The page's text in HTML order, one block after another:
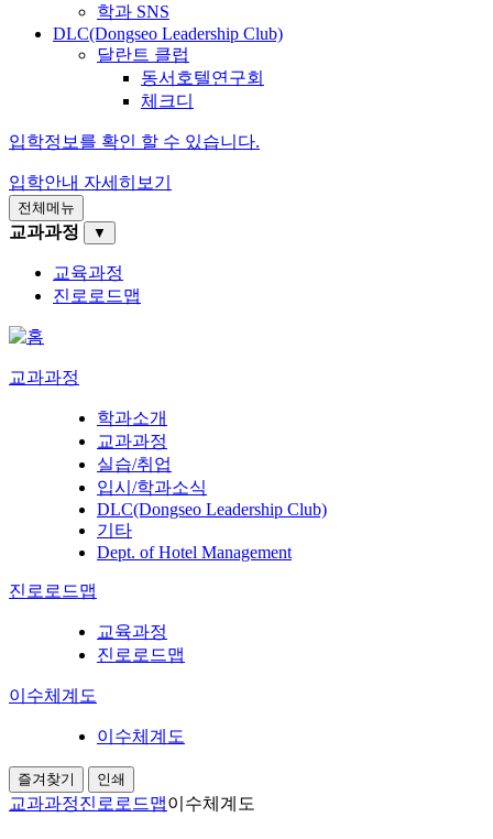
학과 SNS
DLC(Dongseo Leadership Club)
달란트 클럽
동서호텔연구회
체크디
입학정보를 확인 할 수 있습니다.
입학안내 자세히보기
전체메뉴
교과과정 ▼
교육과정
진로로드맵
교과과정
학과소개
교과과정
실습/취업
입시/학과소식
DLC(Dongseo Leadership Club)
기타
Dept. of Hotel Management
진로로드맵
교육과정
진로로드맵
이수체계도
이수체계도
즐겨찾기 인쇄
교과과정진로로드맵이수체계도